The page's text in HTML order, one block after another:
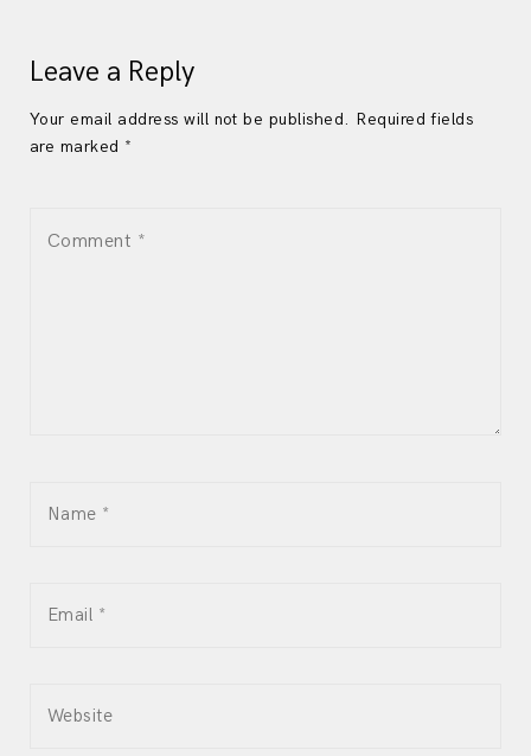
Leave a Reply
Your email address will not be published. Required fields
are marked *